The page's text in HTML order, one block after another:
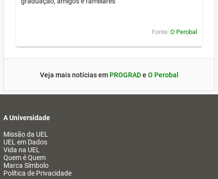
Fonte: O Perobal
Veja mais notícias em PROGRADe O Perobal
A Universidade
Missão da UEL
UEL em Dados
Vida na UEL
Quem é Quem
Marca Símbolo
Política de Privacidade